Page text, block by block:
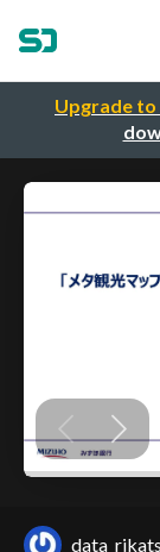
Upgrade to